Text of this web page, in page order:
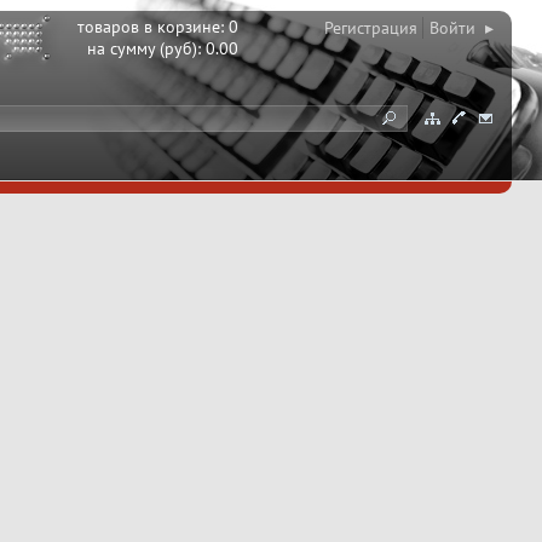
товаров в корзине:0
на сумму (руб):0.00
Регистрация Войти ▸